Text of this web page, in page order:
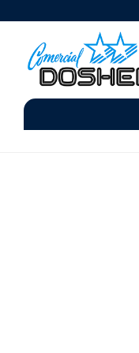
contenido
principal
página